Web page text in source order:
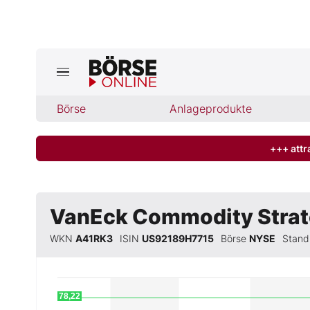
Börse Anlageprodukte
Jetzt aktuelle Ausgabe BÖRSE ONLINE lesen
Finanz-Check
+++
VanEck Commodity
WKN A41RK3 ISIN US92189H7715 Börse NYSE Stand
78,22